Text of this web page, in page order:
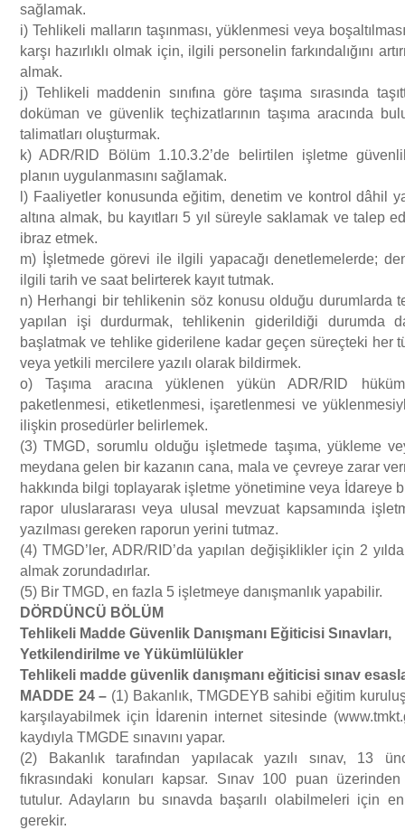
sağlamak.
i) Tehlikeli malların taşınması, yüklenmesi veya
karşı hazırlıklı olmak için, ilgili personelin farkındalığını
almak.
j) Tehlikeli maddenin sınıfına göre taşıma sırasında
doküman ve güvenlik teçhizatlarının taşıma aracında
talimatları oluşturmak.
k) ADR/RID Bölüm 1.10.3.2’de belirtilen işletme
planın uygulanmasını sağlamak.
l) Faaliyetler konusunda eğitim, denetim ve kontrol dâhil
altına almak, bu kayıtları 5 yıl süreyle saklamak ve talep
ibraz etmek.
m) İşletmede görevi ile ilgili yapacağı denetlemelerde;
ilgili tarih ve saat belirterek kayıt tutmak.
n) Herhangi bir tehlikenin söz konusu olduğu durumlarda
yapılan işi durdurmak, tehlikenin giderildiği durumda
başlatmak ve tehlike giderilene kadar geçen süreçteki her
veya yetkili mercilere yazılı olarak bildirmek.
o) Taşıma aracına yüklenen yükün ADR/RID
paketlenmesi, etiketlenmesi, işaretlenmesi ve
ilişkin prosedürler belirlemek.
(3) TMGD, sorumlu olduğu işletmede taşıma, yükleme
meydana gelen bir kazanın cana, mala ve çevreye zarar
hakkında bilgi toplayarak işletme yönetimine veya İdareye
rapor uluslararası veya ulusal mevzuat kapsamında
yazılması gereken raporun yerini tutmaz.
(4) TMGD’ler, ADR/RID’da yapılan değişiklikler için 2
almak zorundadırlar.
(5) Bir TMGD, en fazla 5 işletmeye danışmanlık yapabilir.
DÖRDÜ NCÜ BÖLÜ M
Tehlikeli Madde Güvenlik Danışmanı Eğiticisi Sınavları,
Yetkilendirilme ve Yü küml ü ü kler
Tehlikeli madde güvenlik danışmanı eğiticisi sınav
MADDE 24– (1) Bakanlık, TMGDEYB sahibi eğitim
karşılayabilmek için İdarenin internet sitesinde
kaydıyla TMGDE sınavını yapar.
(2) Bakanlık tarafından yapılacak yazılı sınav, 13
fıkrasındaki konuları kapsar. Sınav 100 puan
tutulur. Adayların bu sınavda başarılı olabilmeleri için
gerekir.